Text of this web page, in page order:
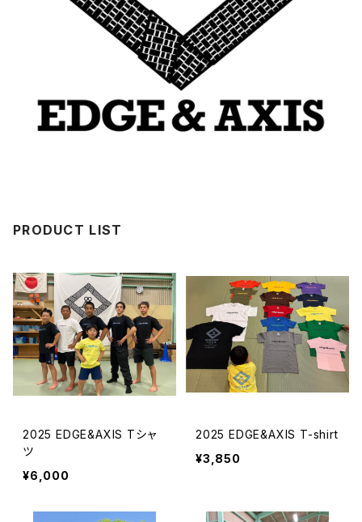
PRODUCT LIST
2025 EDGE&AXIS Tシャ
ツ
¥6,000
2025 EDGE&AXIS T-shirt
¥3,850